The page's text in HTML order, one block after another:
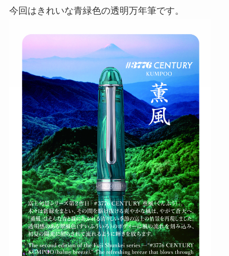
今回はきれいな青緑色の透明万年筆です。